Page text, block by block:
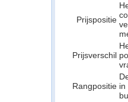
Prijspositie
Prijsverschil
Rangpositie in